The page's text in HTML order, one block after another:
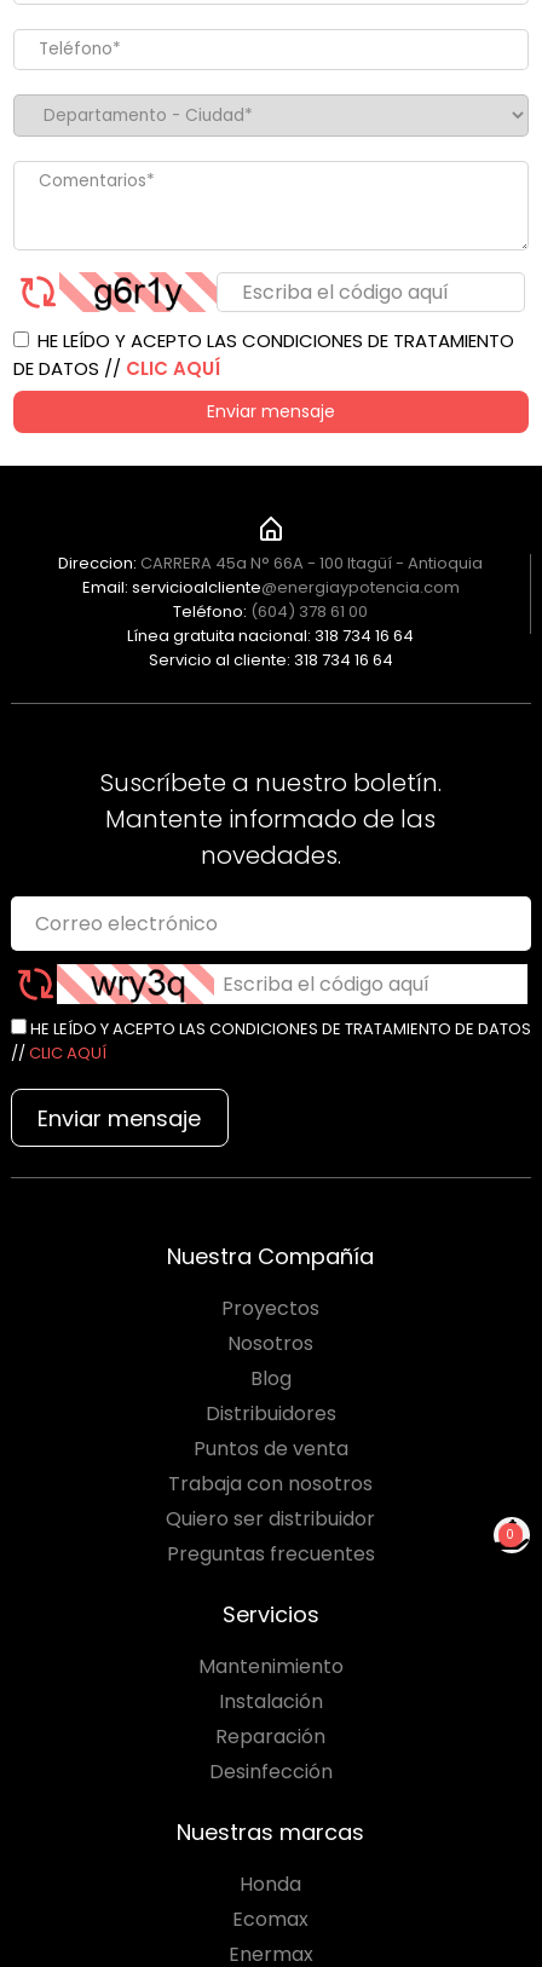
0
HE LEÍDO Y ACEPTO LAS CONDICIONES DE TRATAMIENTO
DE DATOS // CLIC AQUÍ
Enviar mensaje
Direccion: CARRERA 45a N° 66A - 100 Itagüí - Antioquia
Email: servicioalcliente@energiaypotencia.com
Teléfono: (604) 378 61 00
Línea gratuita nacional: 318 734 16 64
Servicio al cliente: 318 734 16 64
Suscríbete a nuestro boletín.
Mantente informado de las
novedades.
HE LEÍDO Y ACEPTO LAS CONDICIONES DE TRATAMIENTO DE DATOS
//CLIC AQUÍ
Enviar mensaje
Nuestra Compañía
Proyectos
Nosotros
Blog
Distribuidores
Puntos de venta
Trabaja con nosotros
Quiero ser distribuidor
Preguntas frecuentes
Servicios
Mantenimiento
Instalación
Reparación
Desinfección
Nuestras marcas
Honda
Ecomax
Enermax